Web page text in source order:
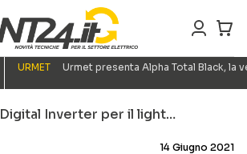
URMET Urmet presenta Alpha Total Black,
Digital Inverter per il light…
14 Giugno 2021